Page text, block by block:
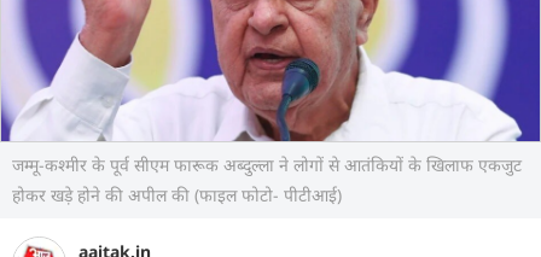
जम्मू-कश्मीर के पूर्व सीएम फारूक अब्दुल्ला ने लोगों से आतंकियों के खिलाफ एकजुट
होकर खड़े होने की अपील की (फाइल फोटो- पीटीआई)
aajtak.in